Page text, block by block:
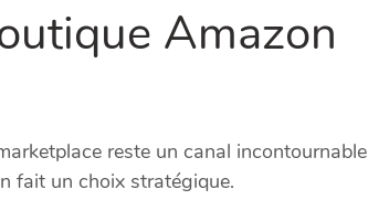
Amazon
reste un canal incontournable
fait un choix stratégique.